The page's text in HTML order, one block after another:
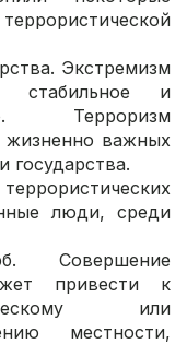
Экстремизм
стабильное и
Терроризм
жизненно важных
государства.
люди, среди
Совершение
привести к
или
местности,